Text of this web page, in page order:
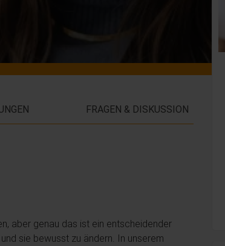
FRAGEN & DISKUSSION
aber genau das ist ein entscheidender
sie bewusst zu ändern. In unserem